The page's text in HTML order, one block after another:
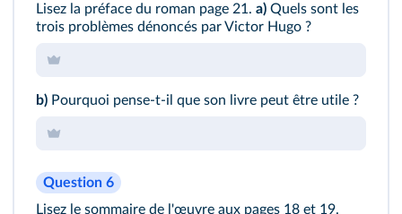
Lisez la préface du roman page 21. a) Quels sont les
trois problèmes dénoncés par Victor Hugo ?
b) Pourquoi pense-t-il que son livre peut être utile ?
Question 6
Lisez le sommaire de l'œuvre aux pages 18 et 19.